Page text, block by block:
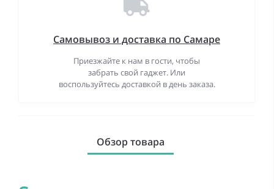
Самовывоз и доставка по Самаре
Приезжайте к нам в гости, чтобы
забрать свой гаджет. Или
воспользуйтесь доставкой в день заказа.
Обзор товара